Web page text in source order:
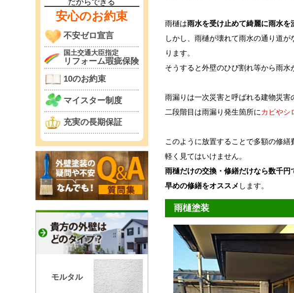
雨樋は雨水を受け止めて綺麗に雨水を
しかし、雨樋が壊れて雨水の通り道
ります。
そうすると外壁のひび割れ等から雨水
雨漏りは一次災害と呼ばれる建物災害
二段階目は雨漏り発生箇所に カビやシ
このように放置することで多額の修
軽く見てはいけません。
雨樋だけの交換・修繕だけなら数千円
早めの修繕をオススメ します。
雨樋塗装
安心のお約束
不安ゼロ宣言
国土交通大臣指定
リフォーム瑕疵保険
10のお約束
マイスター制度
充実の長期保証
モルタル